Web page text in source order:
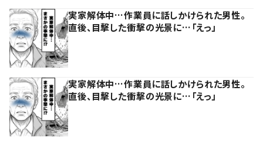
実家解体中…作業員に話しかけられた男性。
直後、目撃した衝撃の光景に…「えっ」
実家解体中…作業員に話しかけられた男性。
直後、目撃した衝撃の光景に…「えっ」